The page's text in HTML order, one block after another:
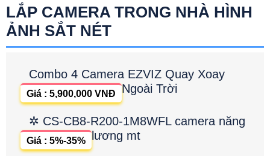
LẮP CAMERA TRONG NHÀ HÌNH
ẢNH SẮT NÉT
Combo 4 Camera EZVIZ Quay Xoay
Ngoài Trời
Giá : 5,900,000 VNĐ
✲ CS-CB8-R200-1M8WFL camera năng
lương mt
Giá : 5%-35%